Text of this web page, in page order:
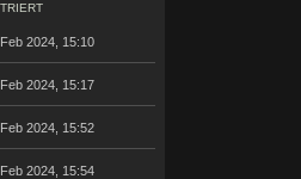
2024, 15:10
2024, 15:17
2024, 15:52
2024, 15:54